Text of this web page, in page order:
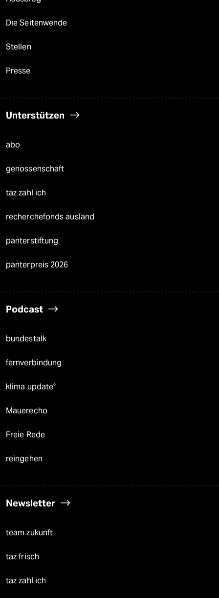
Die Seitenwende
Stellen
Presse
Unterstützen
abo
genossenschaft
taz zahl ich
recherchefonds ausland
panterstiftung
panterpreis 2026
Podcast
bundestalk
fernverbindung
klima update°
Mauerecho
Freie Rede
reingehen
Newsletter
team zukunft
taz frisch
taz zahl ich